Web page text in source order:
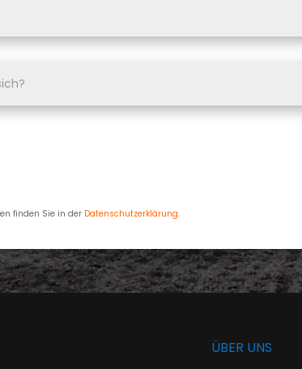
finden Sie in der Datenschutzerklärung.
ÜBER UNS